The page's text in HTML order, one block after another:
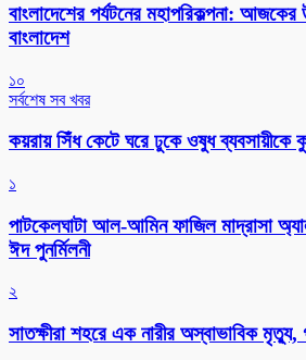
বাংলাদেশের পর্যটনের মহাপরিকল্পনা:
বাংলাদেশ
১০
সর্বশেষ সব খবর
কয়রায় সিঁধ কেটে ঘরে ঢুকে ওষুধ ব্যবসায়ীকে
১
পাটকেলঘাটা আল-আমিন ফাজিল মাদ্রাসা
ঈদ পুনর্মিলনী
২
সাতক্ষীরা শহরে এক নারীর অস্বাভাবিক